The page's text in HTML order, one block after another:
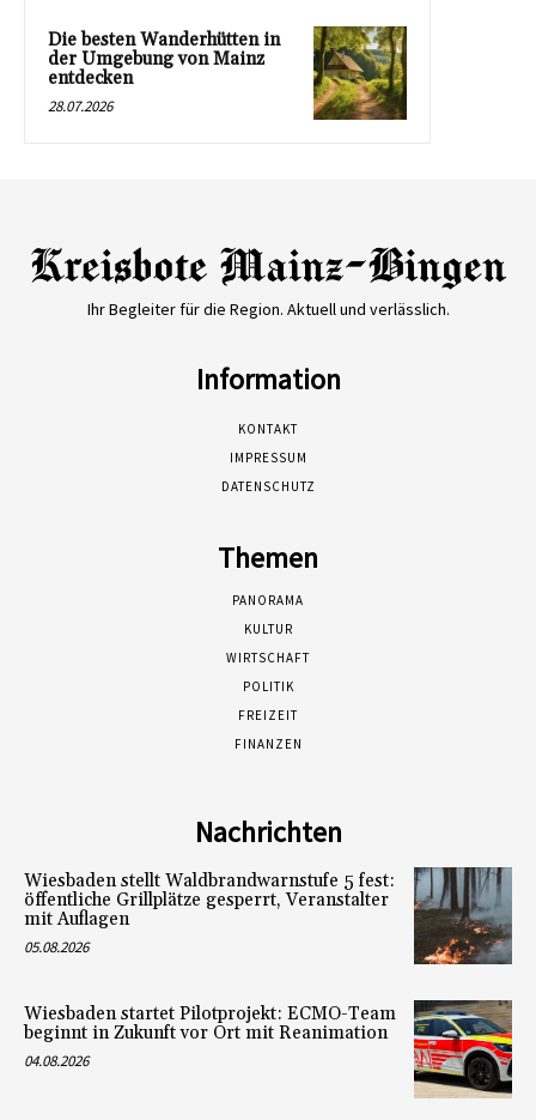
Die besten Wanderhütten in
der Umgebung von Mainz
entdecken
28.07.2026
Ihr Begleiter für die Region. Aktuell und verlässlich.
Information
KONTAKT
IMPRESSUM
DATENSCHUTZ
Themen
PANORAMA
KULTUR
WIRTSCHAFT
POLITIK
FREIZEIT
FINANZEN
Nachrichten
Wiesbaden stellt Waldbrandwarnstufe 5 fest:
öffentliche Grillplätze gesperrt, Veranstalter
mit Auflagen
05.08.2026
Wiesbaden startet Pilotprojekt: ECMO-Team
beginnt in Zukunft vor Ort mit Reanimation
04.08.2026